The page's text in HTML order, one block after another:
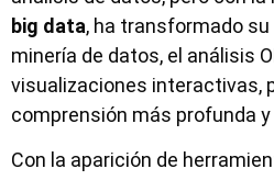
big data, ha transformado
minería de datos, el análisis
visualizaciones interactivas,
comprensión más profunda
Con la aparición de